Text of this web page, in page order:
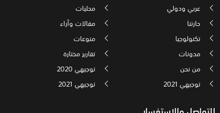
عربي ودولي
محليات
حارتنا
مقالات وآراء
تكنولوجيا
منوعات
مدونات
تقارير مختارة
من نحن
توجيهي 2020
توجيهي 2021
توجيهي 2021